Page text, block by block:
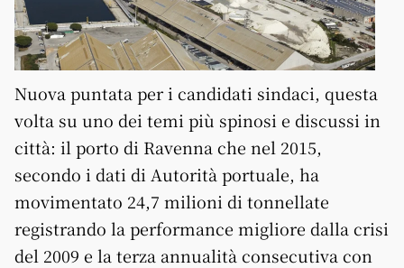
Nuova puntata per i candidati sindaci, questa
volta su uno dei temi più spinosi e discussi in
città: il porto di Ravenna che nel 2015,
secondo i dati di Autorità portuale, ha
movimentato 24,7 milioni di tonnellate
registrando la performance migliore dalla crisi
del 2009 e la terza annualità consecutiva con